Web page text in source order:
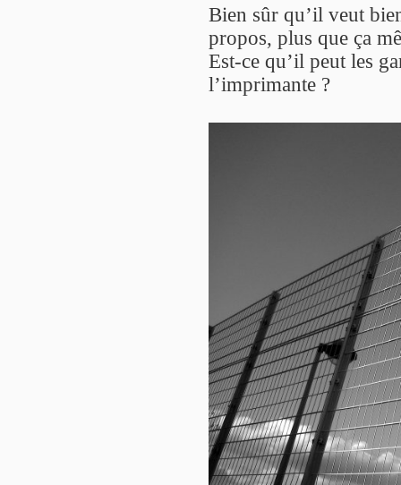
Bien sûr qu’il veut
propos, plus que ça
Est-ce qu’il peut les
l’imprimante ?